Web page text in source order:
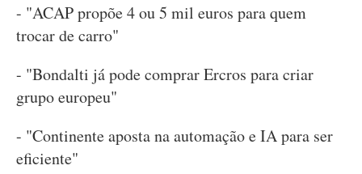
- "ACAP propõe 4 ou 5 mil euros para quem
trocar de carro"
- "Bondalti já pode comprar Ercros para criar
grupo europeu"
- "Continente aposta na automação e IA para ser
eficiente"